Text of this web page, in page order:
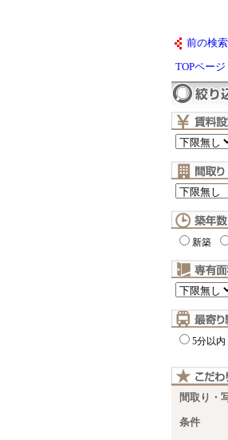
前の検
TOPページ
新築
5分以内
間取り・
条件